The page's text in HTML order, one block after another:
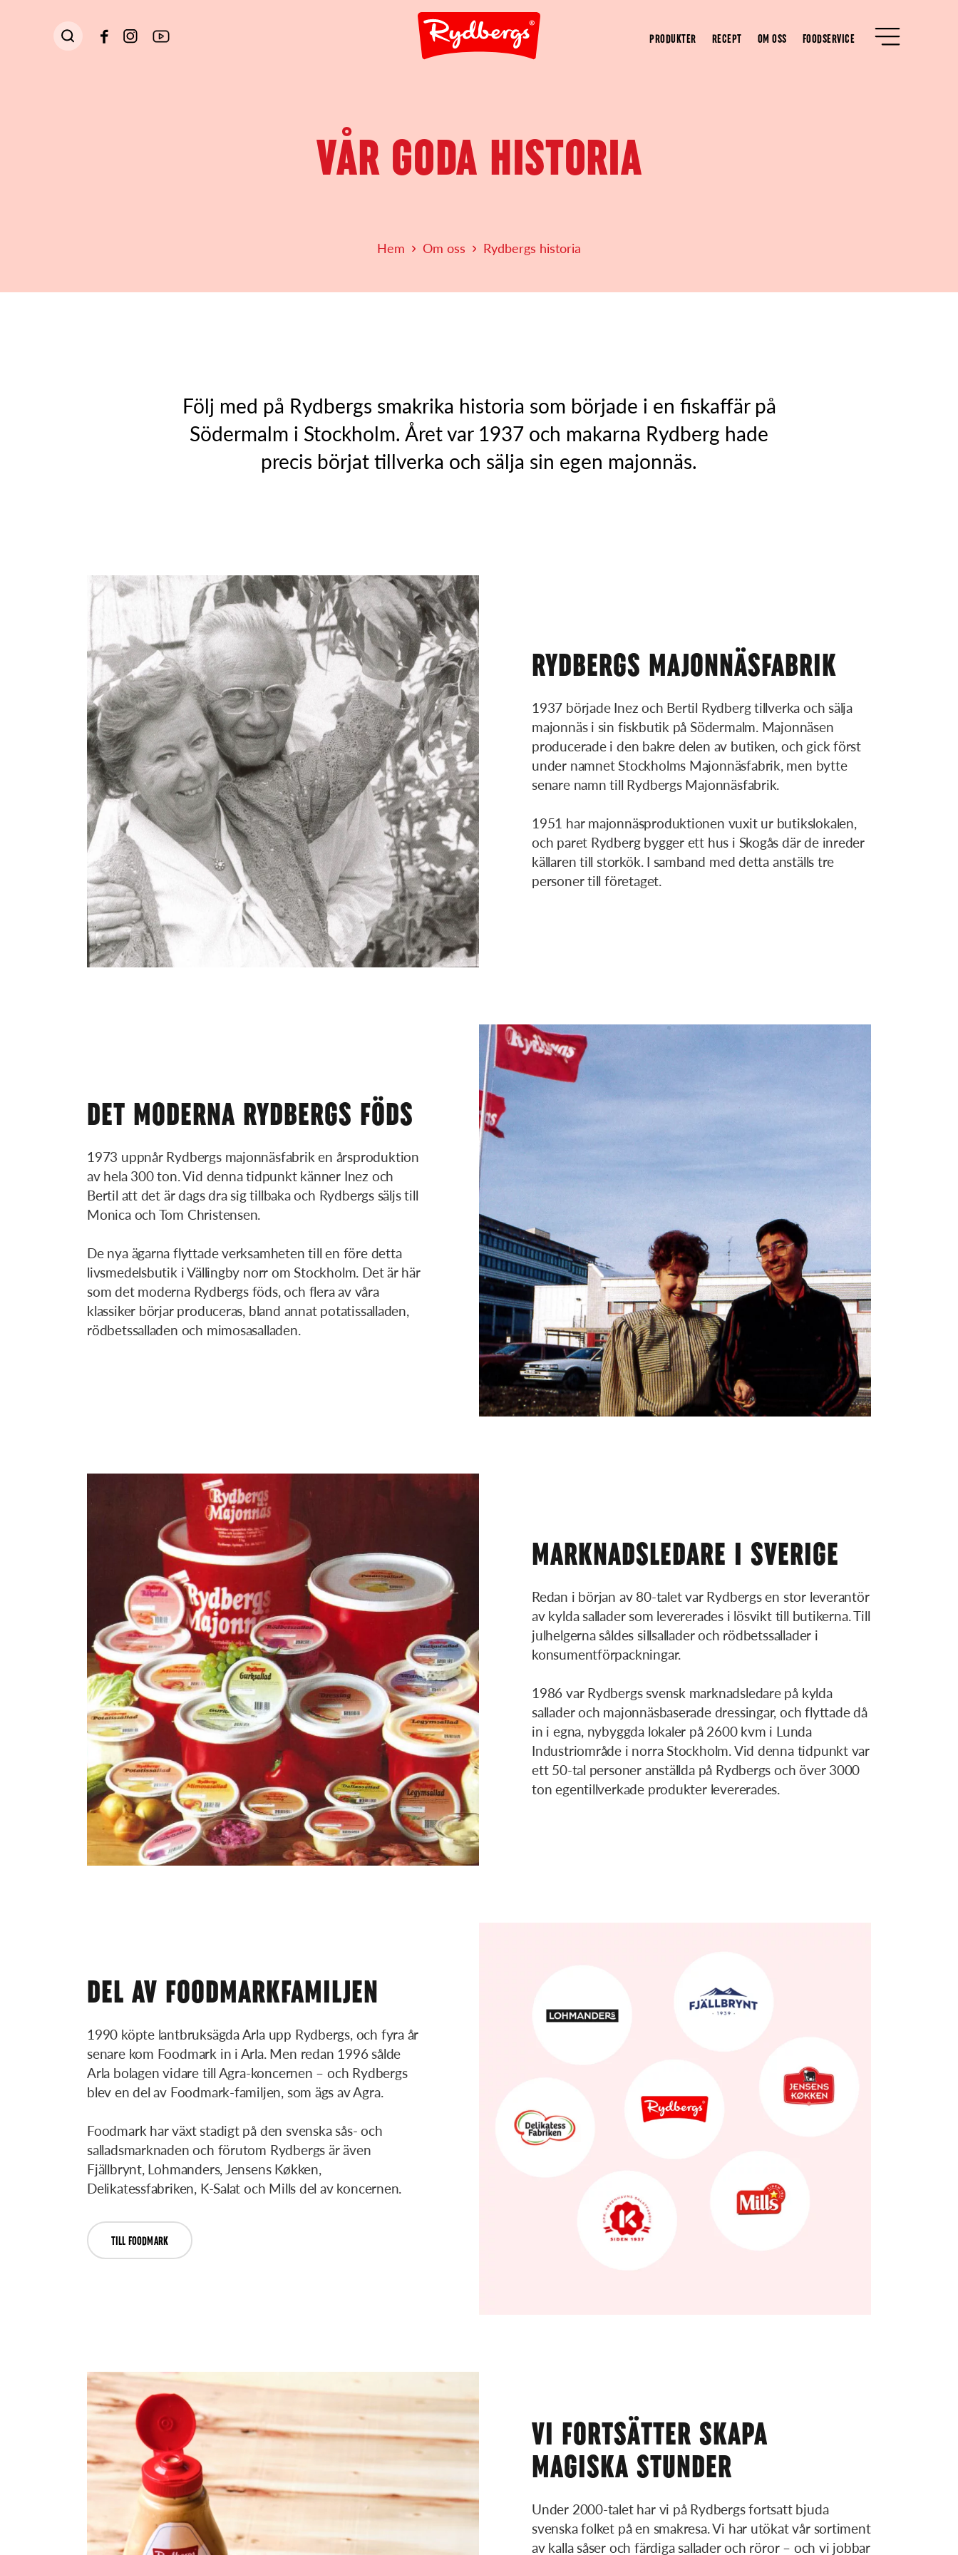
PRODUKTER RECEPT OM OSS FOODSERVICE
VÅR GODA HISTORIA
Hem Om oss Rydbergs historia
Följ med på Rydbergs smakrika historia som började i en fiskaffär på
Södermalm i Stockholm. Året var 1937 och makarna Rydberg hade
precis börjat tillverka och sälja sin egen majonnäs.
RYDBERGS MAJONNÄSFABRIK
1937 började Inez och Bertil Rydberg tillverka och sälja
majonnäs i sin fiskbutik på Södermalm. Majonnäsen
producerade i den bakre delen av butiken, och gick först
under namnet Stockholms Majonnäsfabrik, men bytte
senare namn till Rydbergs Majonnäsfabrik.
1951 har majonnäsproduktionen vuxit ur butikslokalen,
och paret Rydberg bygger ett hus i Skogås där de inreder
källaren till storkök. I samband med detta anställs tre
personer till företaget.
DET MODERNA RYDBERGS FÖDS
1973 uppnår Rydbergs majonnäsfabrik en årsproduktion
av hela 300 ton. Vid denna tidpunkt känner Inez och
Bertil att det är dags dra sig tillbaka och Rydbergs säljs till
Monica och Tom Christensen.
De nya ägarna flyttade verksamheten till en före detta
livsmedelsbutik i Vällingby norr om Stockholm. Det är här
som det moderna Rydbergs föds, och flera av våra
klassiker börjar produceras, bland annat potatissalladen,
rödbetssalladen och mimosasalladen.
MARKNADSLEDARE I SVERIGE
Redan i början av 80-talet var Rydbergs en stor leverantör
av kylda sallader som levererades i lösvikt till butikerna. Till
julhelgerna såldes sillsallader och rödbetssallader i
konsumentförpackningar.
1986 var Rydbergs svensk marknadsledare på kylda
sallader och majonnäsbaserade dressingar, och flyttade då
in i egna, nybyggda lokaler på 2600 kvm i Lunda
Industriområde i norra Stockholm. Vid denna tidpunkt var
ett 50-tal personer anställda på Rydbergs och över 3000
ton egentillverkade produkter levererades.
DEL AV FOODMARKFAMILJEN
1990 köpte lantbruksägda Arla upp Rydbergs, och fyra år
senare kom Foodmark in i Arla. Men redan 1996 sålde
Arla bolagen vidare till Agra-koncernen – och Rydbergs
blev en del av Foodmark-familjen, som ägs av Agra.
Foodmark har växt stadigt på den svenska sås- och
salladsmarknaden och förutom Rydbergs är även
Fjällbrynt, Lohmanders, Jensens Køkken,
Delikatessfabriken, K-Salat och Mills del av koncernen.
TILL FOODMARK
VI FORTSÄTTER SKAPA
MAGISKA STUNDER
Under 2000-talet har vi på Rydbergs fortsatt bjuda
svenska folket på en smakresa. Vi har utökat vår sortiment
av kalla såser och färdiga sallader och röror – och vi jobbar